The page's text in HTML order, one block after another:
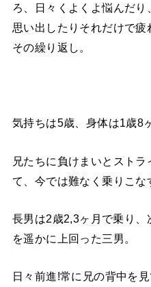
ろ、日々くよくよ悩んだ
思い出したりそれだけで疲
その繰り返し。
気持ちは5歳、身体は1歳8
兄たちに負けまいとスト
て、今では難なく乗りこな
長男は2歳2,3ヶ月で乗り
を遥かに上回った三男。
日々前進!常に兄の背中を